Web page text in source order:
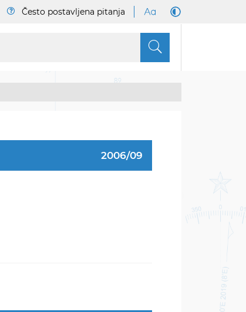
Često postavljena pitanja
S
2006/09